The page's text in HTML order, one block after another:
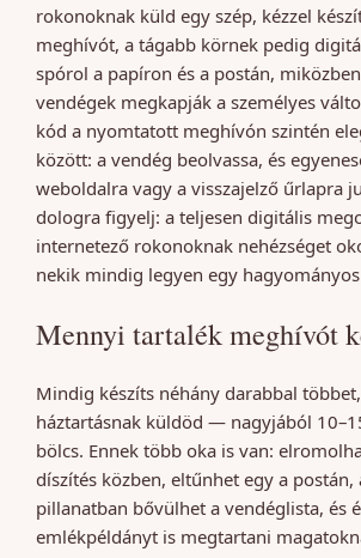
rokonoknak küld egy szép, kézzel
meghívót, a tágabb körnek pedig
spórol a papíron és a postán,
vendégek megkapják a személyes
kód a nyomtatott meghívón szintén
között: a vendég beolvassa, és
weboldalra vagy a visszajelző űrlapra
dologra figyelj: a teljesen digitális
internetező rokonoknak nehézséget
nekik mindig legyen egy
Mennyi tartalék meghívót
Mindig készíts néhány darabbal
háztartásnak küldöd — nagyjából
bölcs. Ennek több oka is van:
díszítés közben, eltűnhet egy a postán,
pillanatban bővülhet a vendéglista, és
emlékpéldányt is megtartani